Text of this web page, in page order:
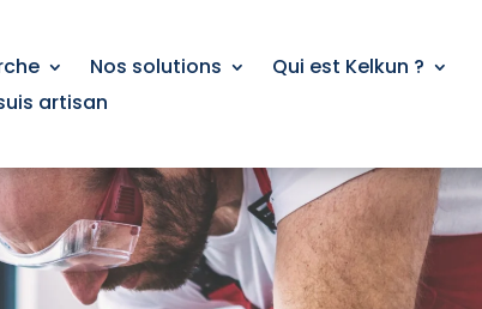
Nos solutions
Qui est Kelkun ?
artisan